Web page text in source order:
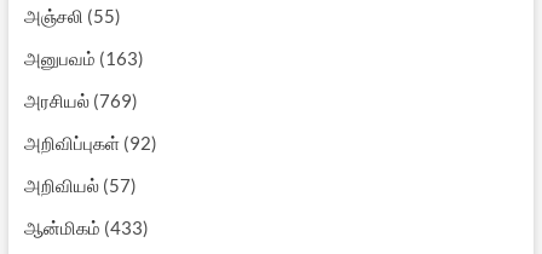
அஞ்சலி (55)
அனுபவம் (163)
அரசியல்(769)
அறிவிப்புகள்(92)
அறிவியல்(57)
ஆன்மிகம் (433)